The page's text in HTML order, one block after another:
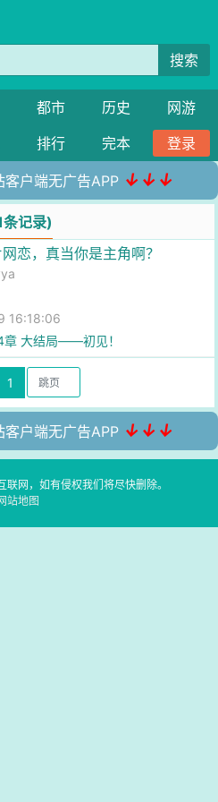
搜索
都市 历史
网游
排行 完本 登录
户端无广告APP ↓↓↓
记录)
恋，真当你是主角啊？
16:18:06
章 大结局——初见！
1
户端无广告APP ↓↓↓
网，如有侵权我们将尽快删除。
站地图